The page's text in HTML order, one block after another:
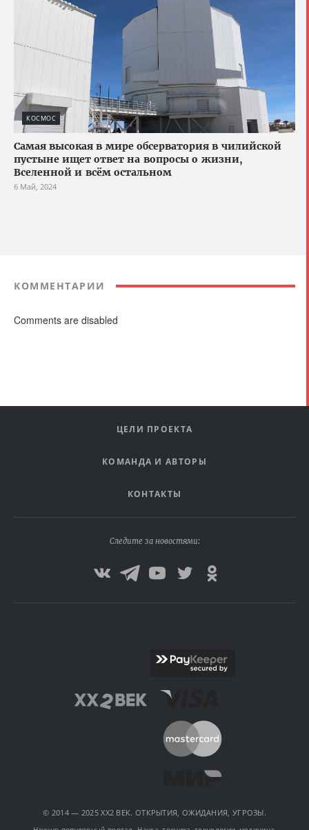
КОСМОС
Самая высокая в мире обсерватория в чилийской
пустыне ищет ответ на вопросы о жизни,
Вселенной и всём остальном
6 Май, 2024
КОММЕНТАРИИ
Comments are disabled
ЦЕЛИ ПРОЕКТА
КОМАНДА И АВТОРЫ
КОНТАКТЫ
Следите за новостями:
© 2014 — 2025 XX2 ВЕК. ОТКРЫТИЯ, ОЖИДАНИЯ, УГРОЗЫ.